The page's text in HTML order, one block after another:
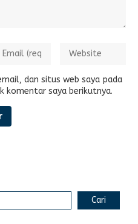
dan situs web saya pada
komentar saya berikutnya.
Cari